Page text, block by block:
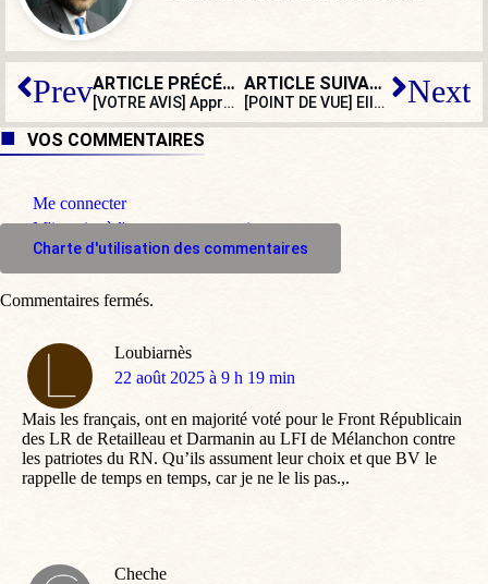
Prev ARTICLE PRÉCÉDENT
[VOTRE AVIS] Approuvez-vous la méthode Trump pour mettre fin à la guerre en Ukraine ?
ARTICLE SUIVANT
[POINT DE VUE] Elle aurait préféré que l’accident de Marion Maréchal soit mortel ! Next
VOS COMMENTAIRES
Me connecter
M'inscrire à l'espace commentaire
Charte d'utilisation des commentaires
Loubiarnès
dit
22 août 2025 à 9 h 19 min
Mais les français, ont en majorité voté pour le Front Républicain
des LR de Retailleau et Darmanin au LFI de Mélanchon contre
les patriotes du RN. Qu’ils assument leur choix et que BV le
rappelle de temps en temps, car je ne le lis pas.,.
Cheche
Commentaires fermés.